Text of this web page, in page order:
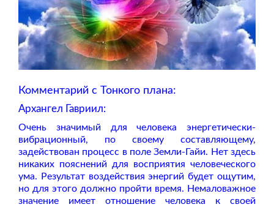
Комментарий с Тонкого плана:
Архангел Гавриил:
Очень значимый для человека энергетически-
вибрационный, по своему составляющему,
задействован процесс в поле Земли-Гайи. Нет здесь
никаких пояснений для восприятия человеческого
ума. Результат воздействия энергий будет ощутим,
но для этого должно пройти время. Немаловажное
значение имеет отношение человека к своей